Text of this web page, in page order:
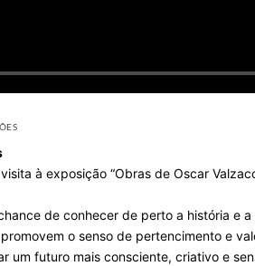
à exposição “Obras de Oscar
de conhecer de perto a história
o senso de pertencimento e
um futuro mais consciente, criativo e